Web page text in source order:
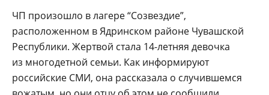
ЧП произошло в лагере “Созвездие”,
расположенном в Ядринском районе Чувашской
Республики. Жертвой стала 14-летняя девочка
из многодетной семьи. Как информируют
российские СМИ, она рассказала о случившемся